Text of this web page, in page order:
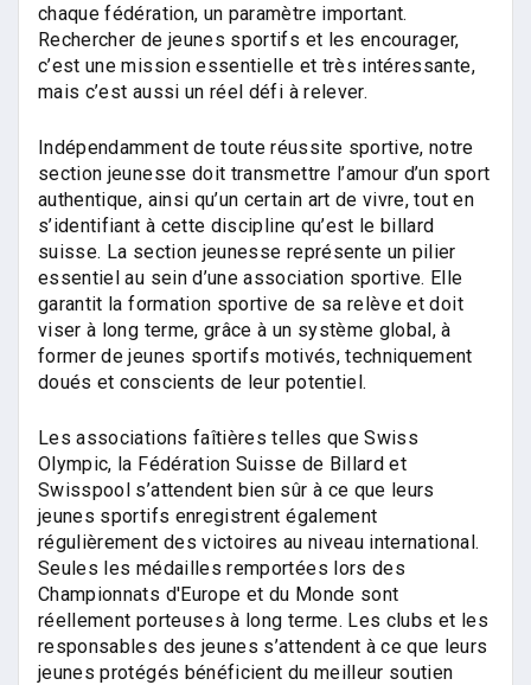
chaque fédération, un paramètre important.
Rechercher de jeunes sportifs et les encourager,
c’est une mission essentielle et très intéressante,
mais c’est aussi un réel défi à relever.
Indépendamment de toute réussite sportive, notre
section jeunesse doit transmettre l’amour d’un sport
authentique, ainsi qu’un certain art de vivre, tout en
s’identifiant à cette discipline qu’est le billard
suisse. La section jeunesse représente un pilier
essentiel au sein d’une association sportive. Elle
garantit la formation sportive de sa relève et doit
viser à long terme, grâce à un système global, à
former de jeunes sportifs motivés, techniquement
doués et conscients de leur potentiel.
Les associations faîtières telles que Swiss
Olympic, la Fédération Suisse de Billard et
Swisspool s’attendent bien sûr à ce que leurs
jeunes sportifs enregistrent également
régulièrement des victoires au niveau international.
Seules les médailles remportées lors des
Championnats d'Europe et du Monde sont
réellement porteuses à long terme. Les clubs et les
responsables des jeunes s’attendent à ce que leurs
jeunes protégés bénéficient du meilleur soutien